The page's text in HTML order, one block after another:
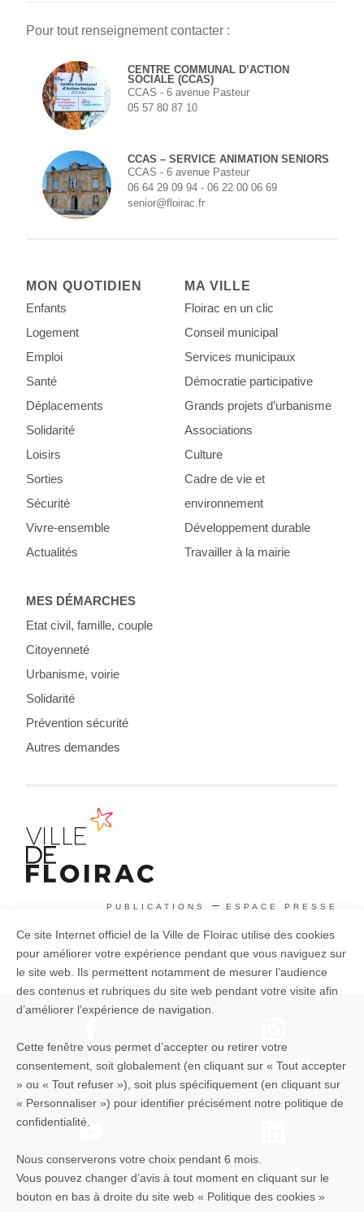
Pour tout renseignement contacter :
CENTRE COMMUNAL D’ACTION
SOCIALE (CCAS)
CCAS - 6 avenue Pasteur
05 57 80 87 10
CCAS – SERVICE ANIMATION SENIORS
CCAS - 6 avenue Pasteur
06 64 29 09 94 - 06 22 00 06 69
senior@floirac.fr
MON QUOTIDIEN
Enfants
Logement
Emploi
Santé
Déplacements
Solidarité
Loisirs
Sorties
Sécurité
Vivre-ensemble
Actualités
MA VILLE
Floirac en un clic
Conseil municipal
Services municipaux
Démocratie participative
Grands projets d’urbanisme
Associations
Culture
Cadre de vie et
environnement
Développement durable
Travailler à la mairie
MES DÉMARCHES
Etat civil, famille, couple
Citoyenneté
Urbanisme, voirie
Solidarité
Prévention sécurité
Autres demandes
PUBLICATIONS ESPACE PRESSE
FACEBOOK INSTAGRAM
YOUTUBE LINKEDIN
Ce site Internet officiel de la Ville de Floirac utilise des cookies
pour améliorer votre expérience pendant que vous naviguez sur
le site web. Ils permettent notamment de mesurer l’audience
des contenus et rubriques du site web pendant votre visite afin
d’améliorer l’expérience de navigation.
Cette fenêtre vous permet d’accepter ou retirer votre
consentement, soit globalement (en cliquant sur « Tout accepter
» ou « Tout refuser »), soit plus spécifiquement (en cliquant sur
« Personnaliser ») pour identifier précisément notre politique de
confidentialité.
Nous conserverons votre choix pendant 6 mois.
Vous pouvez changer d’avis à tout moment en cliquant sur le
bouton en bas à droite du site web « Politique des cookies »